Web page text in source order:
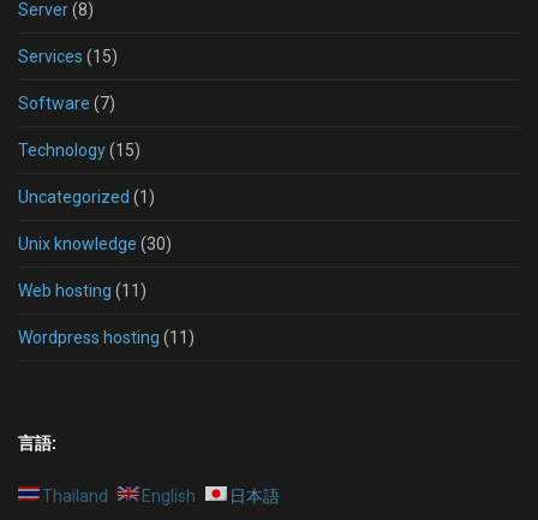
Server(8)
Services (15)
Software (7)
Technology(15)
Uncategorized (1)
Unix knowledge (30)
Web hosting (11)
Wordpress hosting (11)
言語:
Thailand English 日本語